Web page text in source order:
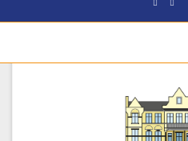
Miejska Biblioteka